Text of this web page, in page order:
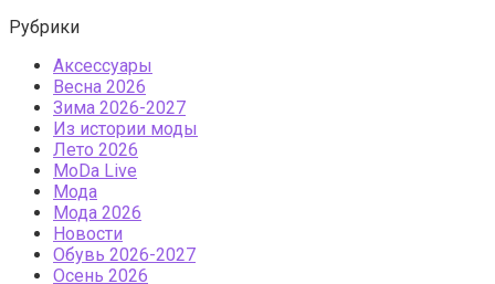
Рубрики
Аксессуары
Весна 2026
Зима 2026-2027
Из истории моды
Лето 2026
МоDа Live
Мода
Мода 2026
Новости
Обувь 2026-2027
Осень 2026